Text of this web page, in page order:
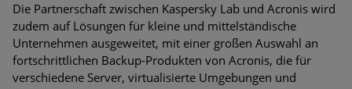
Die Partnerschaft zwischen Kaspersky Lab und Acronis wird
zudem auf Lösungen für kleine und mittelständische
Unternehmen ausgeweitet, mit einer großen Auswahl an
fortschrittlichen Backup-Produkten von Acronis, die für
verschiedene Server, virtualisierte Umgebungen und